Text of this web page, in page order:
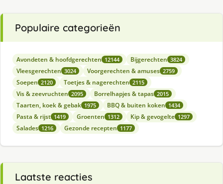
Populaire categorieën
Avondeten & hoofdgerechten 12144 Bijgerechten 3824
Vleesgerechten 3024 Voorgerechten & amuses 2759
Soepen 2120 Toetjes & nagerechten 2115
Vis & zeevruchten 2095 Borrelhapjes & tapas 2015
Taarten, koek & gebak 1975 BBQ & buiten koken 1434
Pasta & rijst 1419 Groenten 1312 Kip & gevogelte 1297
Salades 1216 Gezonde recepten 1177
Laatste reacties